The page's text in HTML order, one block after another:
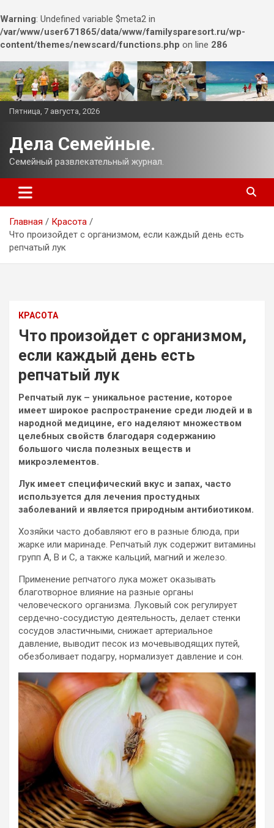
Warning: Undefined variable $meta2 in
/var/www/user671865/data/www/familysparesort.ru/wp-
content/themes/newscard/functions.php on line 286
Перейти
к
содержимому
Пятница, 7 августа, 2026
Дела Семейные.
Семейный развлекательный журнал.
Главная
Красота
Что произойдет с организмом, если каждый день есть
репчатый лук
КРАСОТА
Что произойдет с организмом,
если каждый день есть
репчатый лук
Репчатый лук – уникальное растение, которое
имеет широкое распространение среди людей и в
народной медицине, его наделяют множеством
целебных свойств благодаря содержанию
большого числа полезных веществ и
микроэлементов.
Лук имеет специфический вкус и запах, часто
используется для лечения простудных
заболеваний и является природным антибиотиком.
Хозяйки часто добавляют его в разные блюда, при
жарке или маринаде. Репчатый лук содержит витамины
групп А, В и С, а также кальций, магний и железо.
Применение репчатого лука может оказывать
благотворное влияние на разные органы
человеческого организма. Луковый сок регулирует
сердечно-сосудистую деятельность, делает стенки
сосудов эластичными, снижает артериальное
давление, выводит песок из мочевыводящих путей,
обезболивает подагру, нормализует давление и сон.